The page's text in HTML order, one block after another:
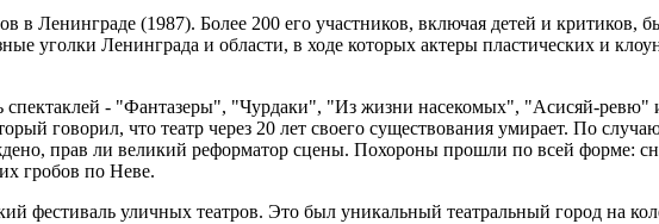
в Ленинграде (1987). Более 200 его участников, включая детей и критиков,
уголки Ленинграда и области, в ходе которых актеры пластических и
спектаклей - "Фантазеры", "Чурдаки", "Из жизни насекомых", "Асисяй-ревю"
говорил, что театр через 20 лет своего существования умирает. По
прав ли великий реформатор сцены. Похороны прошли по всей форме:
гробов по Неве.
фестиваль уличных театров. Это был уникальный театральный город на